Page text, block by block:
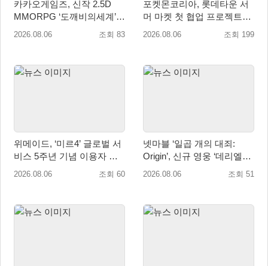
카카오게임즈, 신작 2.5D
MMORPG ‘도깨비의세계’
천만 배우 박지훈 광고 모델
2026.08.06 조회 83
포켓몬코리아, 롯데타운 서
머 마켓 첫 협업 프로젝트
‘포켓몬 별빛낙원’ 개최
2026.08.06 조회 199
위메이드, ‘미르4’ 글로벌 서
비스 5주년 기념 이용자 헌
정 영상 공개
2026.08.06 조회 60
넷마블 ‘일곱 개의 대죄:
Origin’, 신규 영웅 ‘데리엘리’
업데이트 실시
2026.08.06 조회 51